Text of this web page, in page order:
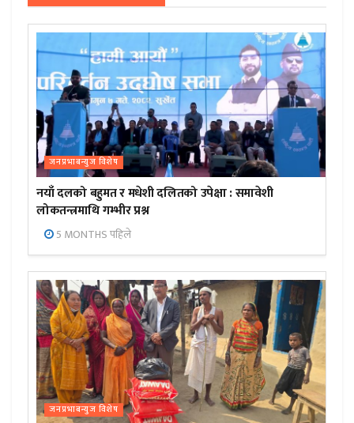
जनप्रभाबन्युज विशेष
नयाँ दलको बहुमत र मधेशी दलितको उपेक्षा : समावेशी
लोकतन्त्रमाथि गम्भीर प्रश्न
5 MONTHS पहिले
जनप्रभाबन्युज विशेष